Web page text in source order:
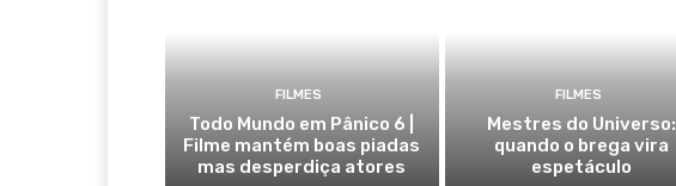
FILMES
Todo Mundo em Pânico 6 |
Filme mantém boas piadas
mas desperdiça atores
FILMES
Mestres do Universo:
quando o brega vira
espetáculo